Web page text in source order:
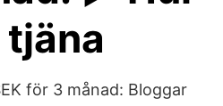
för 3 månad: Bloggar